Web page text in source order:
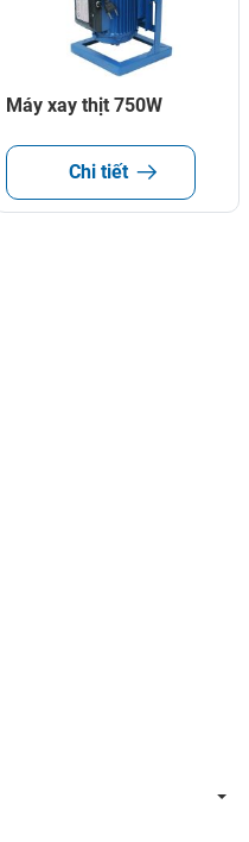
Máy xay thịt 750W
Chi tiết